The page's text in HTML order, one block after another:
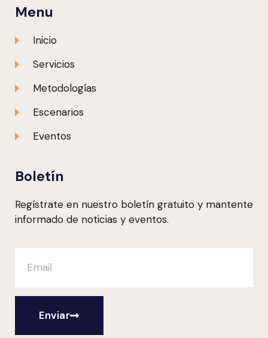
Menu
Inicio
Servicios
Metodologías
Escenarios
Eventos
Boletín
Regístrate en nuestro boletín gratuito y mantente
informado de noticias y eventos.
Enviar